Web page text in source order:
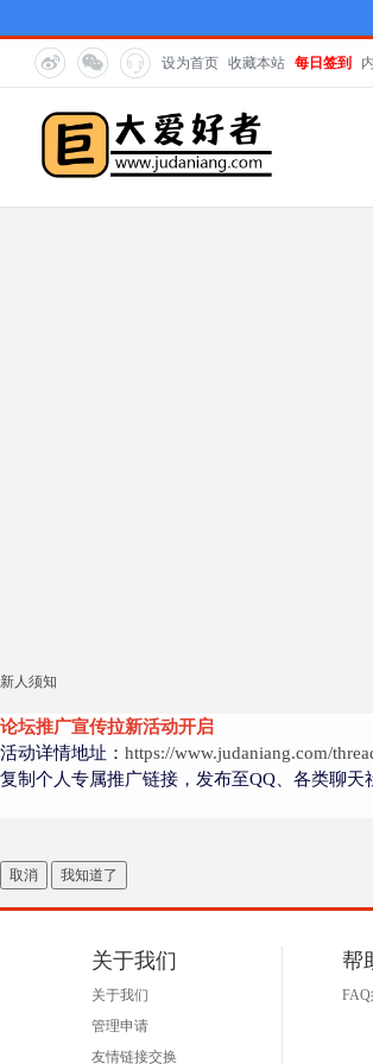
设为首页 收藏本站 每日签到
新人须知
论坛推广宣传拉新活动开启
活动详情地址： https://www.judaniang.com/
复制个人专属推广链接，发布至QQ、各类聊
取消 我知道了
关于我们
关于我们
管理申请
友情链接交换
帮